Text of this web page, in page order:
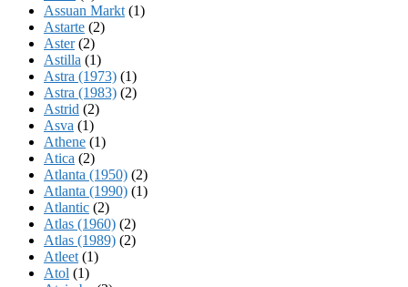
Assuan Markt (1)
Astarte (2)
Aster(2)
Astilla (1)
Astra (1973) (1)
Astra (1983) (2)
Astrid (2)
Asva (1)
Athene (1)
Atica (2)
Atlanta (1950) (2)
Atlanta (1990) (1)
Atlantic (2)
Atlas (1960) (2)
Atlas (1989) (2)
Atleet (1)
Atol (1)